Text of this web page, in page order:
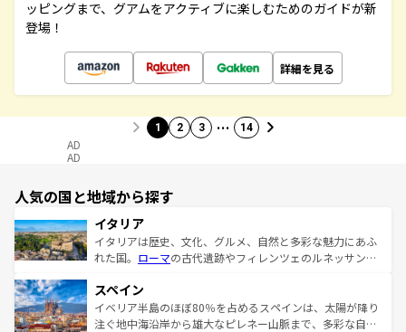
ッピングまで、グアムをアクティブに楽しむためのガイドが新
登場！
詳細を見る
1 2 3 … 14
AD
AD
人気の国と地域から探す
イタリア
イタリアは歴史、文化、グルメ、自然と多彩な魅力にあふ
れた国。 ローマの古代遺跡やフィレンツェのルネッサンス
ろん、トスカーナの美しい田園風景やアマルフィ海岸の絶
景など、自然景観も見逃せない。観光の合間には、本場の
ピザやパスタなど、絶品のイタリア料理を堪能することも
スペイン
イベリア半島のほぼ80％を占めるスペインは、太陽が降り
注ぐ地中海沿岸から雄大なピレネー山脈まで、多彩な自然